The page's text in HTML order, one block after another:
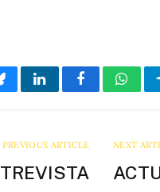
LinkedInFacebook
PREVIOUS ARTICLE NEXT